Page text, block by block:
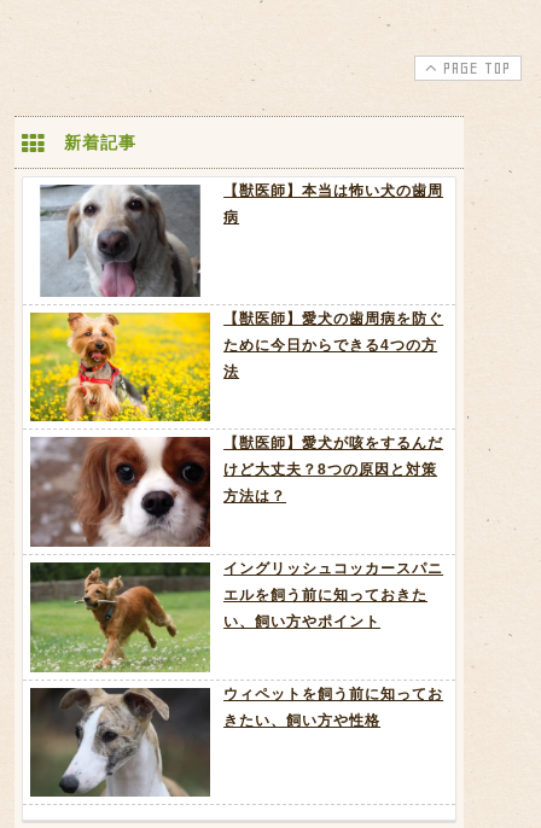
PAGE TOP
新着記事
【獣医師】本当は怖い犬の歯周
病
【獣医師】愛犬の歯周病を防ぐ
ために今日からできる4つの方
法
【獣医師】愛犬が咳をするんだ
けど大丈夫？8つの原因と対策
方法は？
イングリッシュコッカースパニ
エルを飼う前に知っておきた
い、飼い方やポイント
ウィペットを飼う前に知ってお
きたい、飼い方や性格